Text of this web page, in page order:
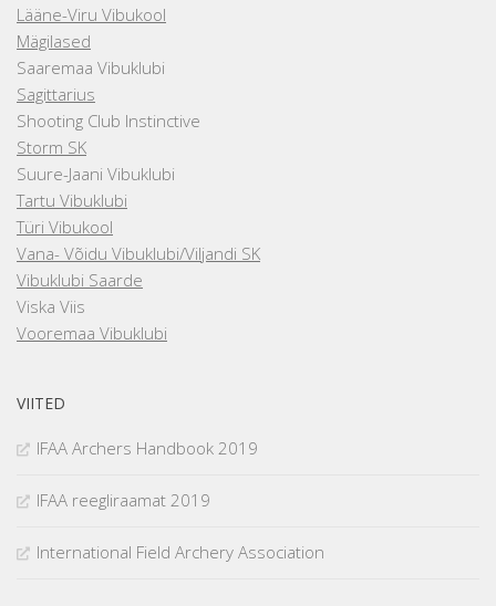
Lääne-Viru Vibukool
Mägilased
Saaremaa Vibuklubi
Sagittarius
Shooting Club Instinctive
Storm SK
Suure-Jaani Vibuklubi
Tartu Vibuklubi
Türi Vibukool
Vana- Võidu Vibuklubi/Viljandi SK
Vibuklubi Saarde
Viska Viis
Vooremaa Vibuklubi
VIITED
IFAA Archers Handbook 2019
IFAA reegliraamat 2019
International Field Archery Association